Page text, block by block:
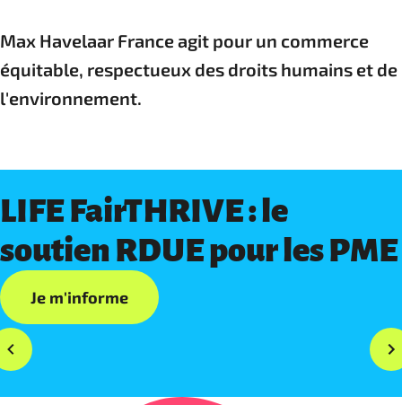
Max Havelaar France agit pour un commerce
équitable, respectueux des droits humains et de
l'environnement.
LIFE FairTHRIVE : le
soutien RDUE pour les PME
Je m'informe